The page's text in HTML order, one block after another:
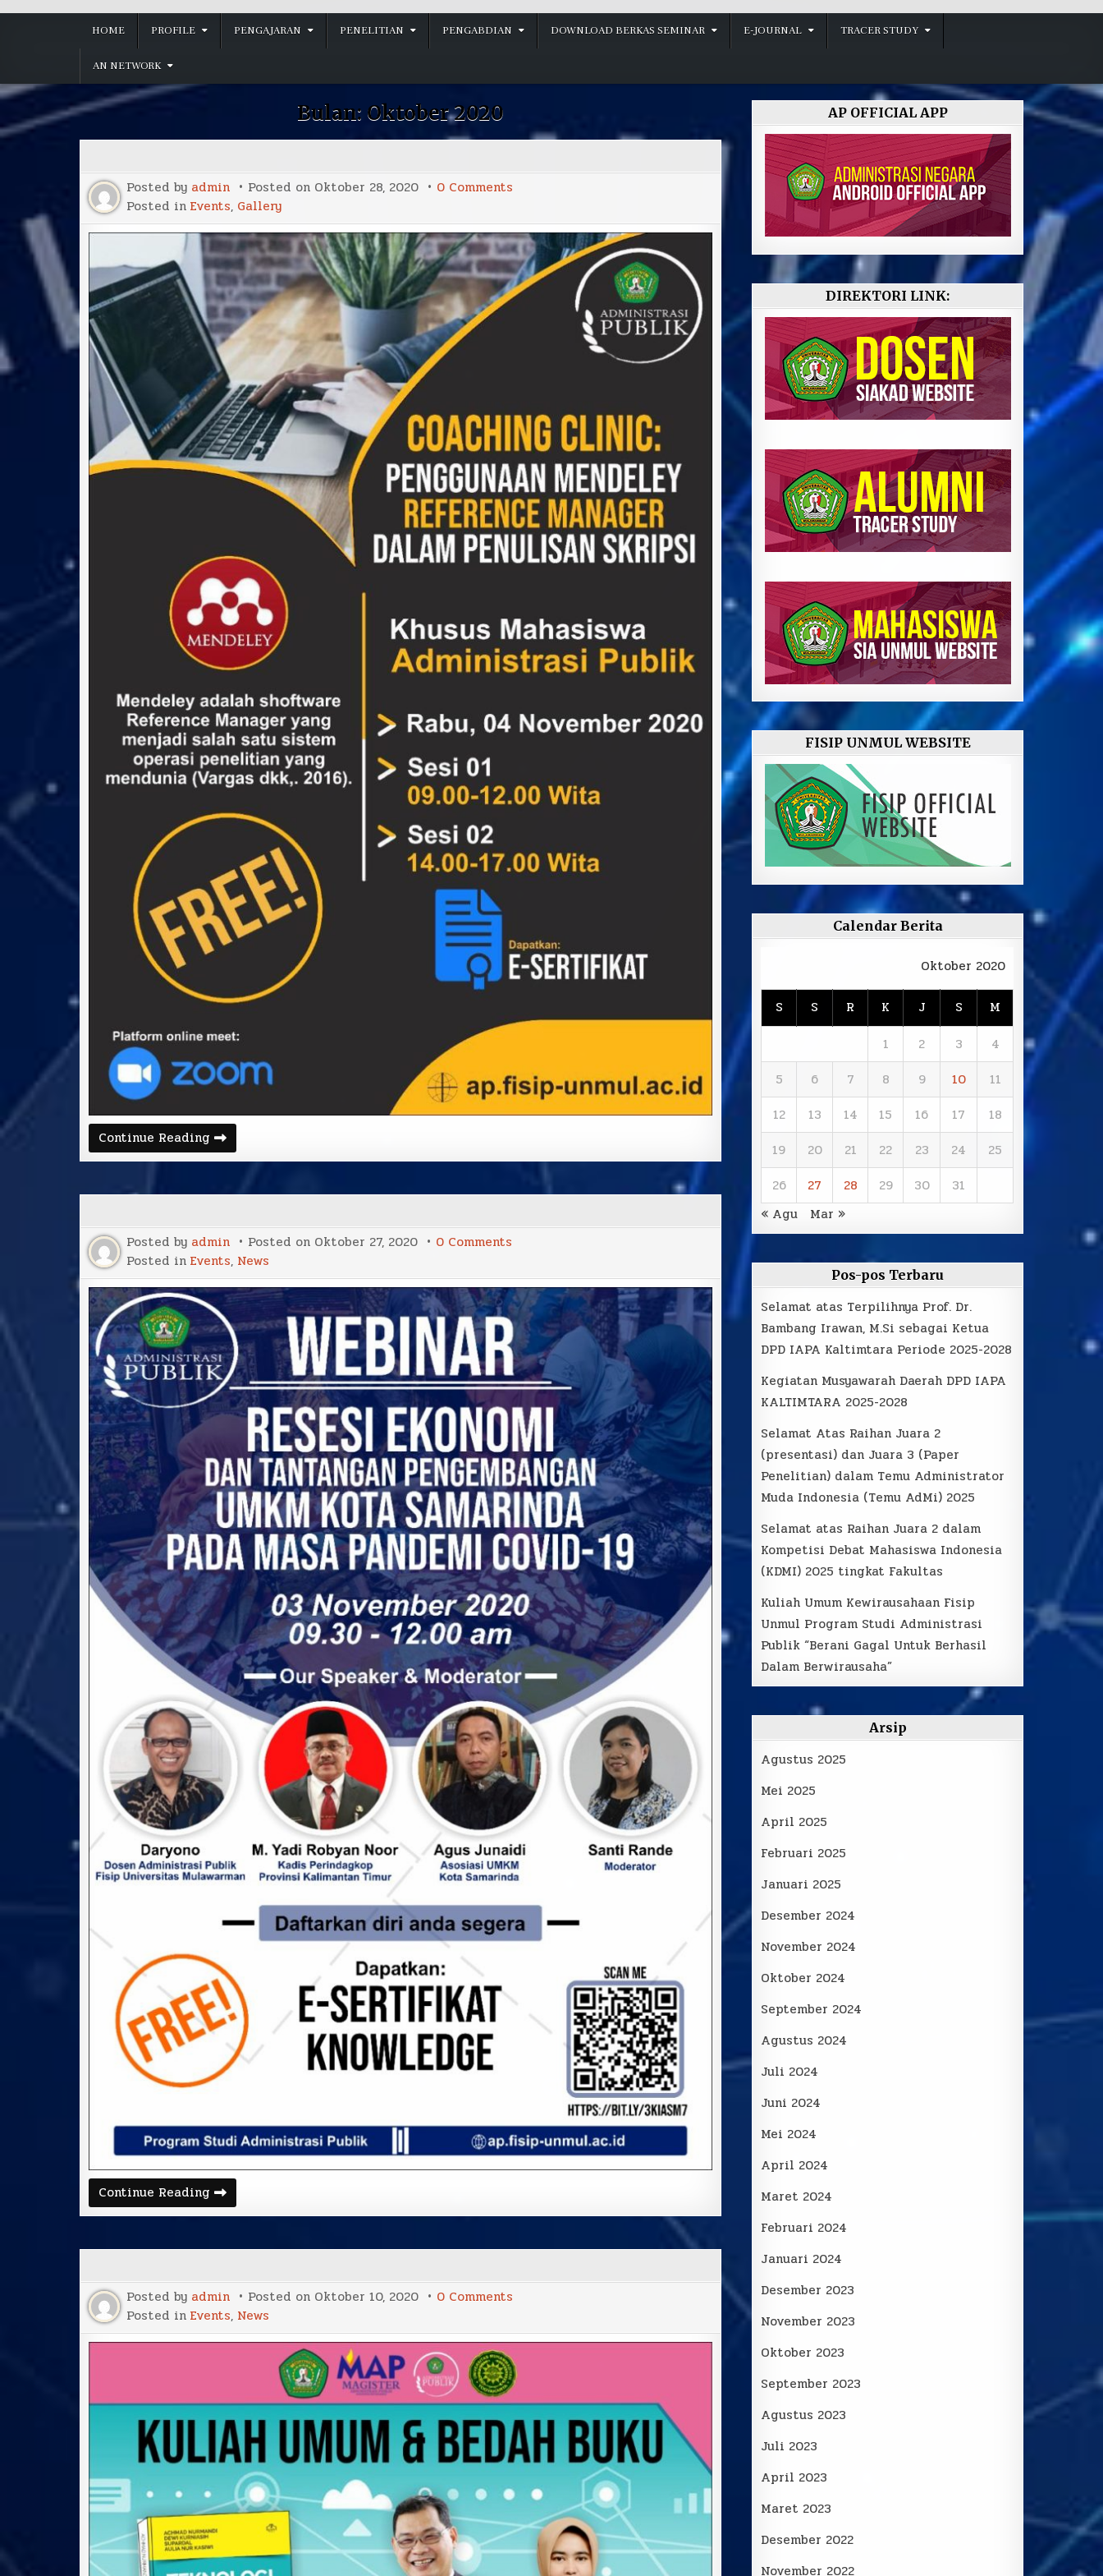
HOME PROFILE PENGAJARAN PENELITIAN PENGABDIAN DOWNLOAD BERKAS SEMINAR E-JOURNAL TRACER STUDY
AN NETWORK
Bulan: Oktober 2020
Posted by admin Posted on Oktober 28, 2020 0 Comments
Posted in Events, Gallery
Continue Reading
Posted by admin Posted on Oktober 27, 2020 0 Comments
Posted in Events, News
Continue Reading
Posted by admin Posted on Oktober 10, 2020 0 Comments
Posted in Events, News
AP OFFICIAL APP
DIREKTORI LINK:
FISIP UNMUL WEBSITE
Calendar Berita
Oktober 2020
S S R K J S
M
1
2 3
4
5
6 7 8 9 10
11
12
13 14 15 16 17
18
19
20 21 22 23 24
25
26
27 28 29 30
31
« Agu
Mar »
Pos-pos Terbaru
Selamat atas Terpilihnya Prof. Dr.
Bambang Irawan, M.Si sebagai Ketua
DPD IAPA Kaltimtara Periode 2025-2028
Kegiatan Musyawarah Daerah DPD IAPA
KALTIMTARA 2025-2028
Selamat Atas Raihan Juara 2
(presentasi) dan Juara 3 (Paper
Penelitian) dalam Temu Administrator
Muda Indonesia (Temu AdMi) 2025
Selamat atas Raihan Juara 2 dalam
Kompetisi Debat Mahasiswa Indonesia
(KDMI) 2025 tingkat Fakultas
Kuliah Umum Kewirausahaan Fisip
Unmul Program Studi Administrasi
Publik “Berani Gagal Untuk Berhasil
Dalam Berwirausaha”
Arsip
Agustus 2025
Mei 2025
April 2025
Februari 2025
Januari 2025
Desember 2024
November 2024
Oktober 2024
September 2024
Agustus 2024
Juli 2024
Juni 2024
Mei 2024
April 2024
Maret 2024
Februari 2024
Januari 2024
Desember 2023
November 2023
Oktober 2023
September 2023
Agustus 2023
Juli 2023
April 2023
Maret 2023
Desember 2022
November 2022